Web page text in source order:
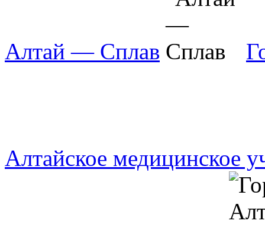
Алтай — Сплав
Алтайское медицинское